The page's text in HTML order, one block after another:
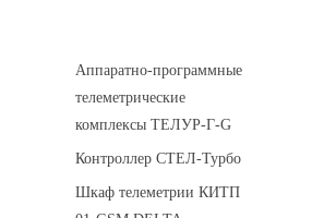
Аппаратно-программные
телеметрические
комплексы ТЕЛУР-Г-G
Контроллер СТЕЛ-Турбо
Шкаф телеметрии КИТП